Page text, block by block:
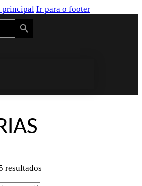
principal Ir para o footer
Search Button
resultados